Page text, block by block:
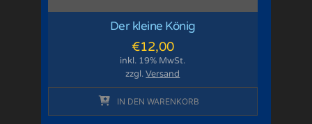
Der kleine König
€12,00
inkl. 19% MwSt.
zzgl.Versand
IN DEN WARENKORB